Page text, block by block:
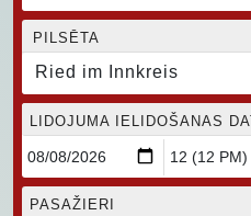
PILSĒTA
Ried im Innkreis
LIDOJUMA IELIDOŠANAS
PASAŽIERI